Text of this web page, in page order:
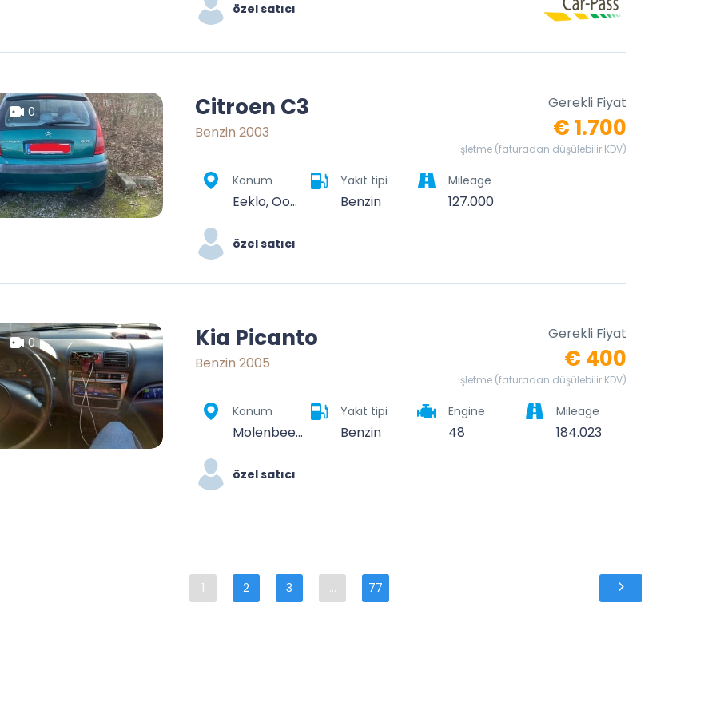
özel satıcı
0 Citroen C3
Benzin 2003
Gerekli Fiyat
€ 1.700
İşletme (faturadan düşülebilir KDV)
Konum
Eeklo, Oost-Vlaanderen, Vlaanderen, 9900, België
Yakıt tipi
Benzin
Mileage
127.000
özel satıcı
0 Kia Picanto
Benzin 2005
Gerekli Fiyat
€ 400
İşletme (faturadan düşülebilir KDV)
Konum
Molenbeek-Saint-Jean, Bruxelles-Capitale, 1080, Belgique
Yakıt tipi
Benzin
Engine
48
Mileage
184.023
özel satıcı
1 2 3 ... 77